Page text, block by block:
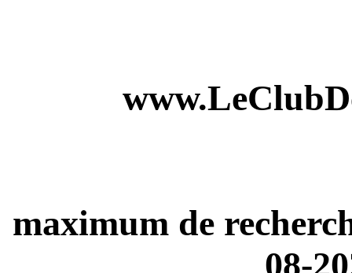
maximum de
08-